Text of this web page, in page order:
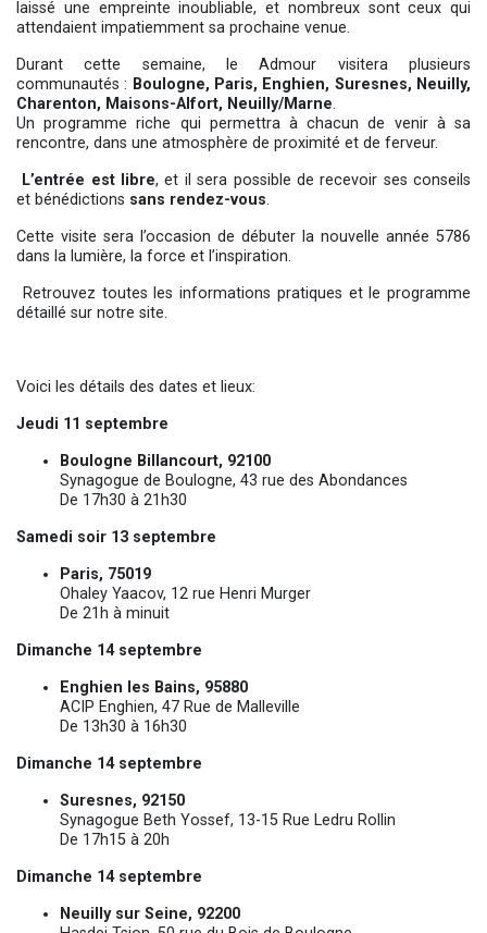
laissé une empreinte inoubliable, et nombreux sont ceux qui
attendaient impatiemment sa prochaine venue.
Durant cette semaine, le Admour visitera plusieurs
communautés : Boulogne, Paris, Enghien, Suresnes, Neuilly,
Charenton, Maisons-Alfort, Neuilly/Marne.
Un programme riche qui permettra à chacun de venir à sa
rencontre, dans une atmosphère de proximité et de ferveur.
L’entrée est libre, et il sera possible de recevoir ses conseils
et bénédictions sans rendez-vous.
Cette visite sera l’occasion de débuter la nouvelle année 5786
dans la lumière, la force et l’inspiration.
Retrouvez toutes les informations pratiques et le programme
détaillé sur notre site.
Voici les détails des dates et lieux:
Jeudi 11 septembre
Boulogne Billancourt, 92100
Synagogue de Boulogne, 43 rue des Abondances
De 17h30 à 21h30
Samedi soir 13 septembre
Paris, 75019
Ohaley Yaacov, 12 rue Henri Murger
De 21h à minuit
Dimanche 14 septembre
Enghien les Bains, 95880
ACIP Enghien, 47 Rue de Malleville
De 13h30 à 16h30
Dimanche 14 septembre
Suresnes, 92150
Synagogue Beth Yossef, 13-15 Rue Ledru Rollin
De 17h15 à 20h
Dimanche 14 septembre
Neuilly sur Seine, 92200